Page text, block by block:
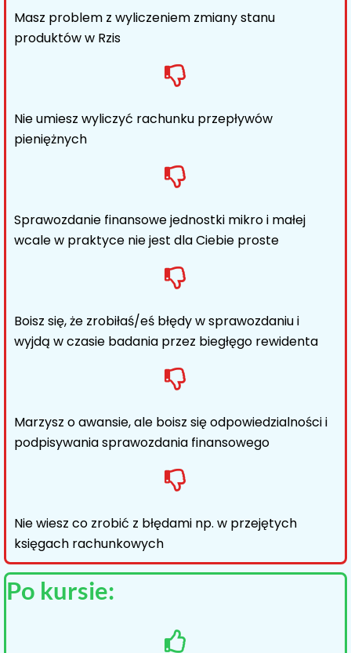
Masz problem z wyliczeniem zmiany stanu
produktów w Rzis
Nie umiesz wyliczyć rachunku przepływów
pieniężnych
Sprawozdanie finansowe jednostki mikro i małej
wcale w praktyce nie jest dla Ciebie proste
Boisz się, że zrobiłaś/eś błędy w sprawozdaniu i
wyjdą w czasie badania przez biegłęgo rewidenta
Marzysz o awansie, ale boisz się odpowiedzialności i
podpisywania sprawozdania finansowego
Nie wiesz co zrobić z błędami np. w przejętych
księgach rachunkowych
Po kursie: